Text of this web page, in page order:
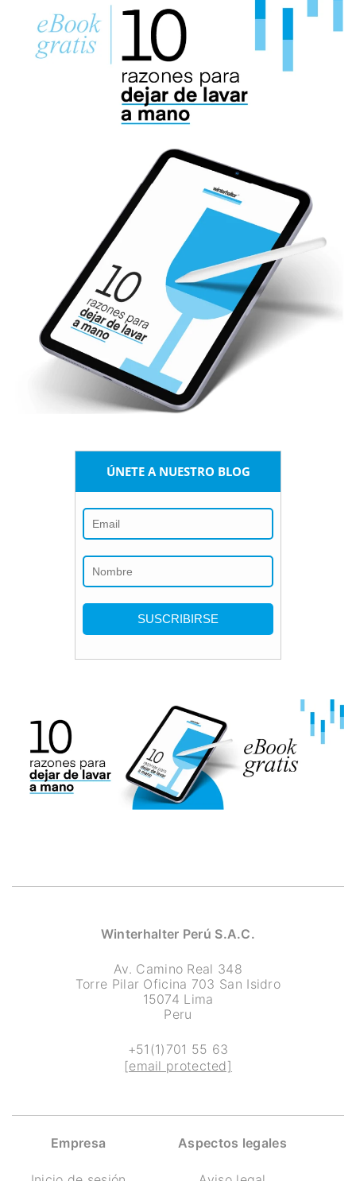
ÚNETE A NUESTRO BLOG
Winterhalter Perú S.A.C.
Av. Camino Real 348
Torre Pilar Oficina 703 San Isidro
15074 Lima
Peru
+51(1)701 55 63
[email protected]
Empresa Aspectos legales